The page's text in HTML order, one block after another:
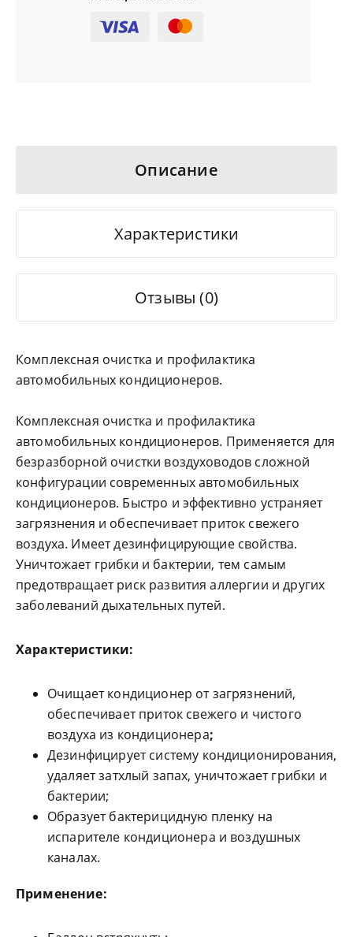
Описание
Характеристики
Отзывы (0)
Комплексная очистка и профилактика
автомобильных кондиционеров.
Комплексная очистка и профилактика
автомобильных кондиционеров. Применяется для
безразборной очистки воздуховодов сложной
конфигурации современных автомобильных
кондиционеров. Быстро и эффективно устраняет
загрязнения и обеспечивает приток свежего
воздуха. Имеет дезинфицирующие свойства.
Уничтожает грибки и бактерии, тем самым
предотвращает риск развития аллергии и других
заболеваний дыхательных путей.
Характеристики:
Очищает кондиционер от загрязнений,
обеспечивает приток свежего и чистого
воздуха из кондиционера;
Дезинфицирует систему кондиционирования,
удаляет затхлый запах, уничтожает грибки и
бактерии;
Образует бактерицидную пленку на
испарителе кондиционера и воздушных
каналах.
Применение: